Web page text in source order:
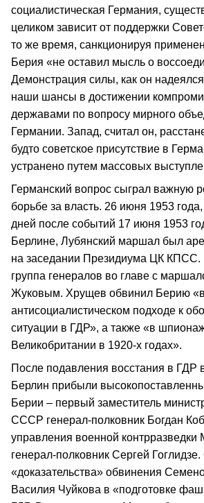
социалистическая Германия,
целиком зависит от поддержки
то же время, санкционируя
Берия «не оставил мысль о
Демонстрация силы, как он
наши шансы в достижении
державами по вопросу мирного
Германии. Запад, считал он,
будто советское присутствие в
устранено путем массовых
Германский вопрос сыграл важную
борьбе за власть. 26 июня 1953
дней после событий 17 июня 1953
Берлине, Лубянский маршал был
на заседании Президиума ЦК КПСС.
группа генералов во главе с
Жуковым. Хрущев обвинил Берию «в
антисоциалистическом подходе к
ситуации в ГДР», а также «в
Великобритании в 1920-х годах».
После подавления восстания в ГДР
Берлин прибыли
Берии – первый заместитель
СССР генерал-полковник Богдан
управления военной
генерал-полковник Сергей
«доказательства» обвинения
Василия Чуйкова в «подготовке